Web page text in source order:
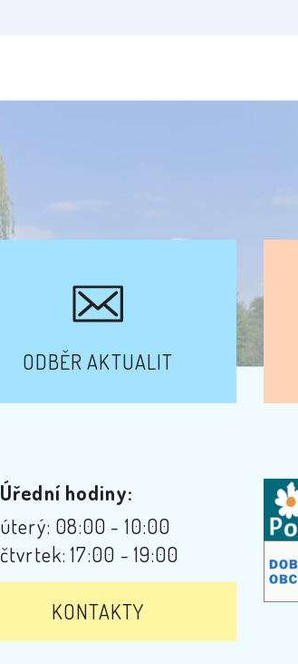
ODBĚR AKTUALIT
Úřední hodiny:
úterý: 08:00 - 10:00
čtvrtek: 17:00 - 19:00
KONTAKTY